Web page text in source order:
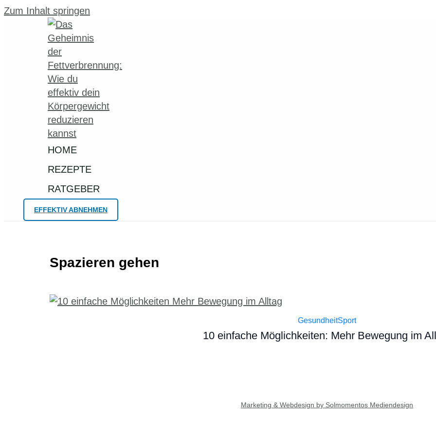
Zum Inhalt springen
HOME
REZEPTE
RATGEBER
EFFEKTIV ABNEHMEN
Spazieren gehen
GesundheitSport
10 einfache Möglichkeiten: Mehr Bewegung im
Marketing & Webdesign by Solmomentos Mediendesign